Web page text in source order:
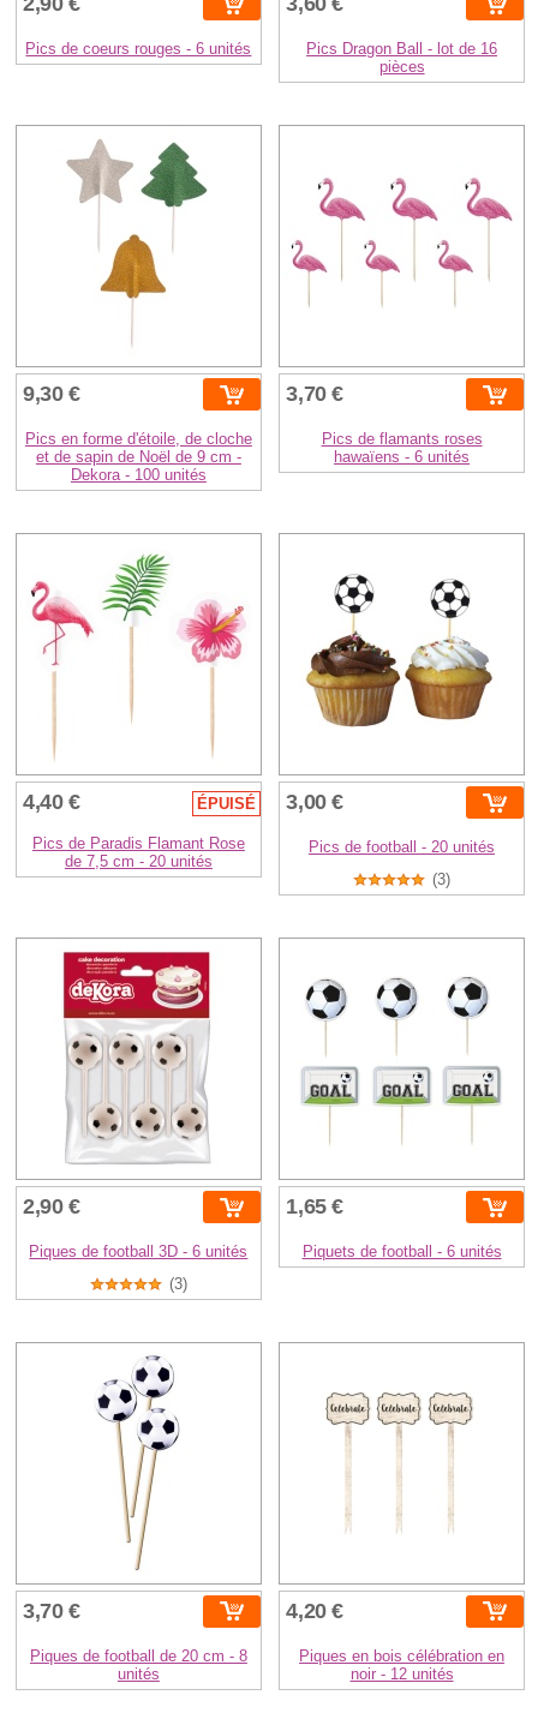
Pics de coeurs rouges - 6 unités
Pics Dragon Ball - lot de 16
pièces
9,30 €
Pics en forme d'étoile, de cloche
et de sapin de Noël de 9 cm -
Dekora - 100 unités
3,70 €
Pics de flamants roses
hawaïens - 6 unités
4,40 € ÉPUISÉ
Pics de Paradis Flamant Rose
de 7,5 cm - 20 unités
3,00 €
Pics de football - 20 unités
(3)
2,90 €
Piques de football 3D - 6 unités
(3)
1,65 €
Piquets de football - 6 unités
3,70 €
Piques de football de 20 cm - 8
unités
4,20 €
Piques en bois célébration en
noir - 12 unités